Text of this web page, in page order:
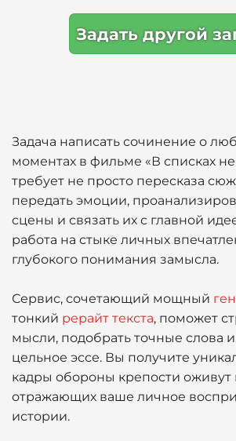
Задать другой
Задача написать сочинение о
моментах в фильме «В списках
требует не просто пересказа
передать эмоции,
сцены и связать их с главной
работа на стыке личных
глубокого понимания замысла.
Сервис, сочетающий мощный
тонкий рерайт текста, поможет
мысли, подобрать точные слова и
цельное эссе. Вы получите
кадры обороны крепости оживут
отражающих ваше личное
истории.